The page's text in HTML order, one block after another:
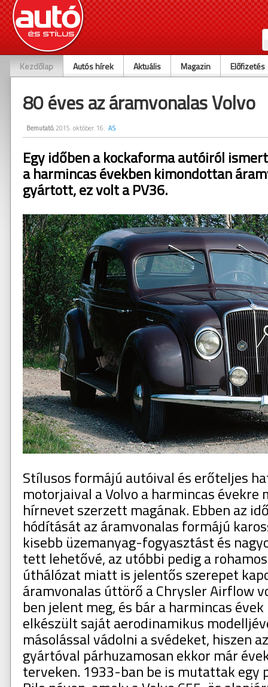
Kezdőlap Autós hírek Aktuális Magazin Előfizetés
80 éves az áramvonalas Volvo
Bemutató, 2015. október. 16. AS
Egy időben a kockaforma autóiról
a harmincas években kimondottan
gyártott, ez volt a PV36.
Stílusos formájú autóival és erőteljes
motorjaival a Volvo a harmincas évekre
hírnevet szerzett magának. Ebben az
hódítását az áramvonalas formájú
kisebb üzemanyag-fogyasztást és
tett lehetővé, az utóbbi pedig a
úthálózat miatt is jelentős szerepet
áramvonalas úttörő a Chrysler Airflow
ben jelent meg, és bár a harmincas
elkészült saját aerodinamikus
másolással vádolni a svédeket, hiszen
gyártóval párhuzamosan ekkor már
terveken. 1933-ban be is mutattak egy